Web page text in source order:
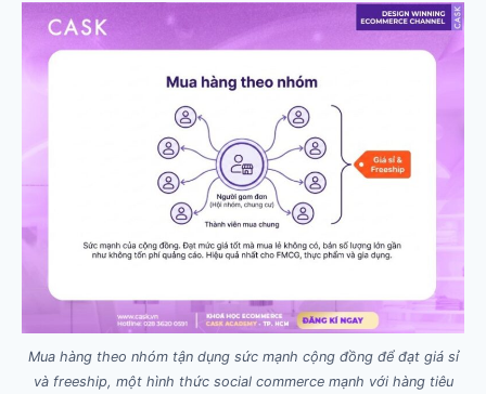
Mua hàng theo nhóm tận dụng sức mạnh cộng đồng để đạt giá sỉ
và freeship, một hình thức social commerce mạnh với hàng tiêu